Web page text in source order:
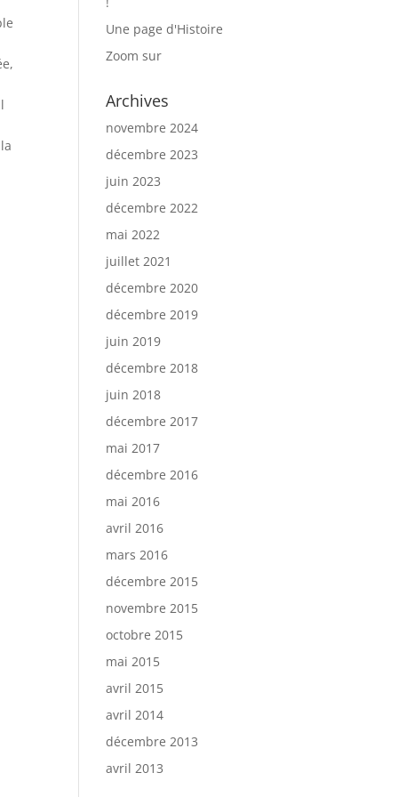
Une page d'Histoire
Zoom sur
Archives
novembre 2024
décembre 2023
juin 2023
décembre 2022
mai 2022
juillet 2021
décembre 2020
décembre 2019
juin 2019
décembre 2018
juin 2018
décembre 2017
mai 2017
décembre 2016
mai 2016
avril 2016
mars 2016
décembre 2015
novembre 2015
octobre 2015
mai 2015
avril 2015
avril 2014
décembre 2013
avril 2013